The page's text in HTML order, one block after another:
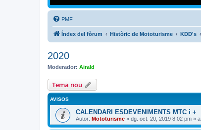
PMF
Índex del fòrum Històric de Mototurisme KDD's
2020
Moderador: Airald
Tema nou
AVISOS
CALENDARI ESDEVENIMENTS MTC i +
Autor: Mototurisme » dg. oct. 20, 2019 8:02 pm » a